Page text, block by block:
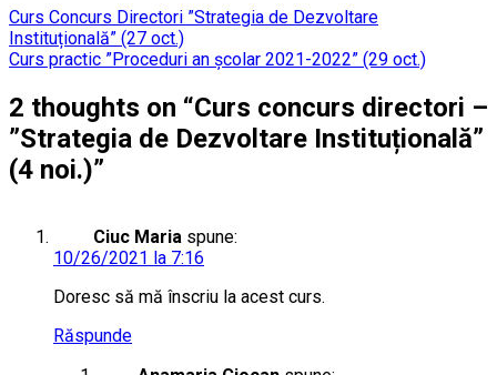
Curs Concurs Directori ”Strategia de Dezvoltare
Instituțională” (27 oct.)
Curs practic ”Proceduri an școlar 2021-2022” (29 oct.)
2 thoughts on “Curs concurs directori –
”Strategia de Dezvoltare Instituțională”
(4 noi.)”
Ciuc Maria spune:
10/26/2021 la 7:16
Doresc să mă înscriu la acest curs.
Răspunde